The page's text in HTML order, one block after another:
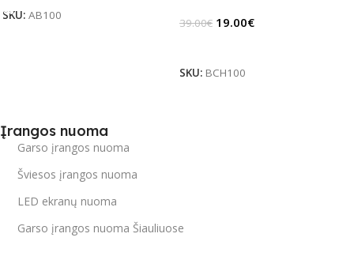
SKU: AB100
39.00€ 19.00€
SKU: BCH100
Įrangos nuoma
Garso įrangos nuoma
Šviesos įrangos nuoma
LED ekranų nuoma
Garso įrangos nuoma Šiauliuose